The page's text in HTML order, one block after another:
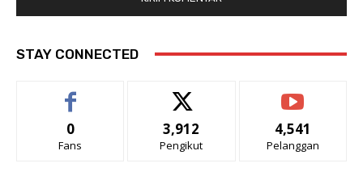
STAY CONNECTED
0
Fans
3,912
Pengikut
4,541
Pelanggan